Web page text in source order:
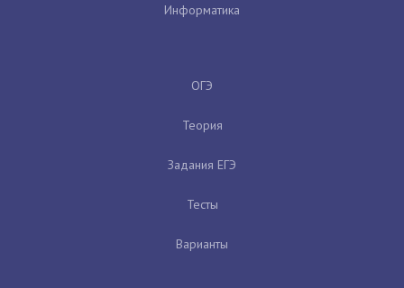
Информатика
ОГЭ
Теория
Задания ЕГЭ
Тесты
Варианты